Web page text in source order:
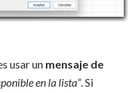
usar un mensaje de
en la lista”. Si